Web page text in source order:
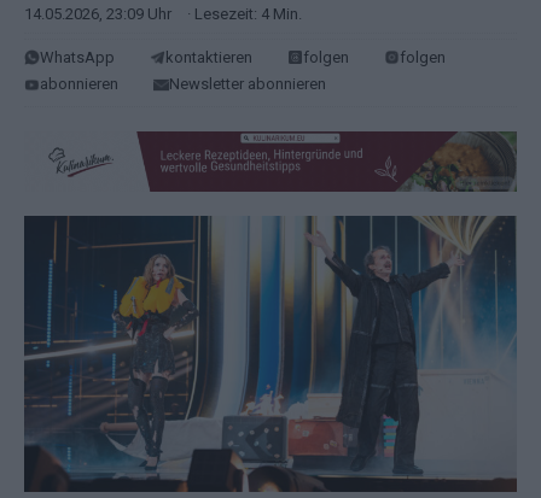
14.05.2026, 23:09 Uhr
· Lesezeit: 4 Min.
WhatsApp kontaktieren folgen
folgen
abonnieren
Newsletter abonnieren